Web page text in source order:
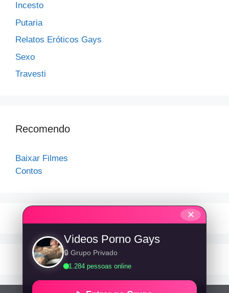
Incesto
Putaria
Relatos Eróticos Gays
Sexo
Travesti
Recomendo
Baixar Filmes
Contos
✕
Videos Porno Gays
🔒 Grupo Privado
1.284 pessoas online